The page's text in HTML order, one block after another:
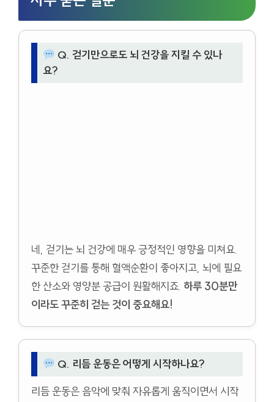
Q. 걷기만으로도 뇌 건강을 지킬 수 있나
요?
네, 걷기는 뇌 건강에 매우 긍정적인 영향을 미쳐요.
꾸준한 걷기를 통해 혈액순환이 좋아지고, 뇌에 필요
한 산소와 영양분 공급이 원활해지죠. 하루 30분만
이라도 꾸준히 걷는 것이 중요해요!
Q. 리듬 운동은 어떻게 시작하나요?
리듬 운동은 음악에 맞춰 자유롭게 움직이면서 시작